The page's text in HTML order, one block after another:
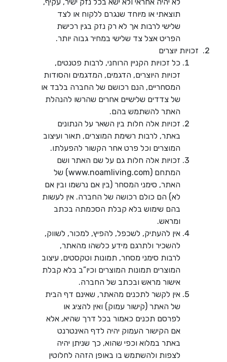
תוצאתי או מיוחד שנגרם ללקוח או לצד
שלישי לרבות אך לא רק נזק בגין רכישת
הפריט אצל צד שלישי במחיר גבוה יותר.
זכויות יוצרים
כל זכויות הקניין הרוחני, לרבות פטנטים,
זכויות היוצרים, הדגמים, המדגמים והסודות
המסחריים, הנם רכושם של החברה בלבד או
של צדדים שלישיים אחרים שהרשו להנהלת
האתר להשתמש בהם.
זכויות אלה חלות בין השאר על הנתונים
באתר, לרבות רשימת המוצרים, תאור ועיצוב
המוצרים וכל פרט אחר הקשור להפעלתו.
זכויות אלה חלות גם על שם האתר ושם
המתחם (www.noamliving.com) של
האתר, סימני המסחר (בין אם נרשמו ובין אם
לא) הם כולם רכושה של החברה. אין לעשות
בהם שימוש בלא קבלת הסכמתה בכתב
ומראש.
אין להעתיק, לשכפל, להפיץ, למכור, לשווק,
להשכיר ולתרגם מידע כלשהו מהאתר,
לרבות סימני מסחר, תמונות וטקסטים, עיצוב
המוצרים תמונות המוצרים וכיו”ב בלא קבלת
אישור מראש ובכתב של החברה.
אין לקשר לתכנים מהאתר, שאינם דף הבית
של האתר (קישור עמוק) ואין להציג או
לפרסם תכנים כאמור בכל דרך שהיא, אלא
אם הקישור העמוק יהיה לדף האינטרנט
באתר במלוא וכפי שהוא, כך שניתן יהיה
לצפות ולהשתמש בו באופן הזהה לחלוטין